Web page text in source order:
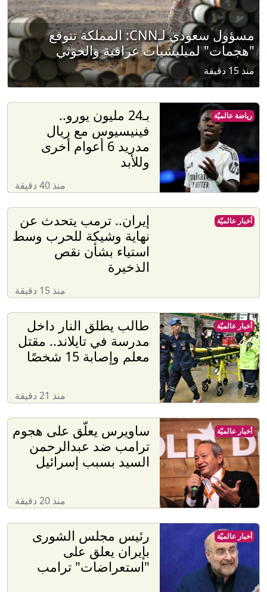
مسؤول سعودي لـCNN: المملكة تتوقع
"هجمات" لميليشيات عراقية والحوثي
منذ 15 دقيقة
بـ24 مليون يورو..
فينيسيوس مع ريال
مدريد 6 أعوام أخرى
وللأبد
منذ 40 دقيقة
رياضة عالميّة
إيران.. ترمب يتحدث عن
نهاية وشيكة للحرب وسط
استياء بشأن نقص
الذخيرة
منذ 15 دقيقة
أخبار عالميّة
طالب يطلق النار داخل
مدرسة في تايلاند.. مقتل
معلم وإصابة 15 شخصًا
منذ 21 دقيقة
أخبار عالميّة
ساويرس يعلّق على هجوم
ترامب ضد عبدالرحمن
السيد بسبب إسرائيل
منذ 20 دقيقة
أخبار عالميّة
رئيس مجلس الشورى
بإيران يعلق على
"استعراضات" ترامب
أخبار عالميّة